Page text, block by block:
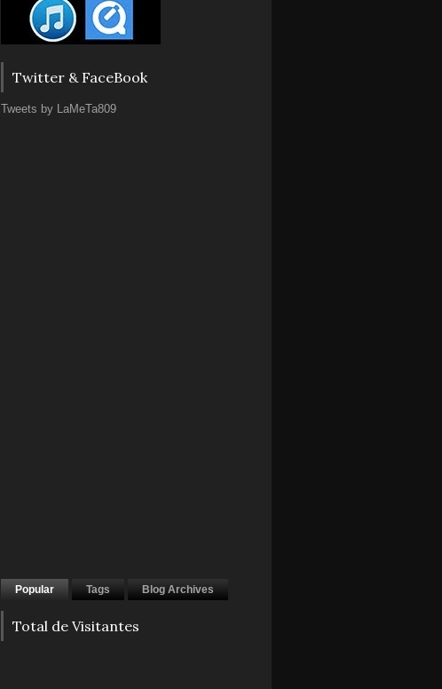
Twitter & FaceBook
Tweets by LaMeTa809
Popular Tags Blog Archives
Total de Visitantes